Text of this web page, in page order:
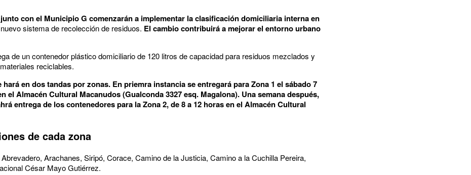
con el Municipio G comenzarán a implementar la clasificación domiciliaria interna en
sistema de recolección de residuos. El cambio contribuirá a mejorar el entorno urbano
de un contenedor plástico domiciliario de 120 litros de capacidad para residuos mezclados y
reciclables.
en dos tandas por zonas. En priemra instancia se entregará para Zona 1 el sábado 7
el Almacén Cultural Macanudos (Gualconda 3327 esq. Magalona). Una semana después,
entrega de los contenedores para la Zona 2, de 8 a 12 horas en el Almacén Cultural
de cada zona
Arachanes, Siripó, Corace, Camino de la Justicia, Camino a la Cuchilla Pereira,
César Mayo Gutiérrez.